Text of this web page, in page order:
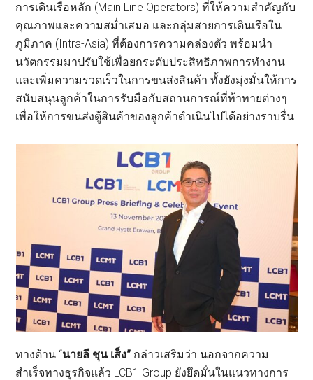
การเดินเรือหลัก (Main Line Operators) ที่ให้ความสำคัญกับ
คุณภาพและความสม่ำเสมอ และกลุ่มสายการเดินเรือใน
ภูมิภาค (Intra-Asia) ที่ต้องการความคล่องตัว พร้อมนำ
นวัตกรรมมาปรับใช้เพื่อยกระดับประสิทธิภาพการทำงาน
และเพิ่มความรวดเร็วในการขนส่งสินค้า ทั้งยังมุ่งมั่นให้การ
สนับสนุนลูกค้าในการรับมือกับสถานการณ์ที่ท้าทายต่างๆ
เพื่อให้การขนส่งตู้สินค้าของลูกค้าดำเนินไปได้อย่างราบรื่น
ทางด้าน “นายลี ชุน เส็ง” กล่าวเสริมว่า นอกจากความ
สำเร็จทางธุรกิจแล้ว LCB1 Group ยังยึดมั่นในแนวทางการ